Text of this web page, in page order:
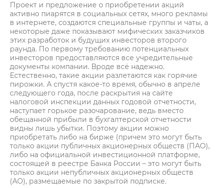
Проект и предложение о приобретении акций
активно пиарятся в социальных сетях, много рекламы
в интернете, создаются специальные группы и чаты, а
некоторые даже показывают мифических заказчиков
этих разработок и будущих инвесторов второго
раунда. По первому требованию потенциальных
инвесторов предоставляются все учредительные
документы компании. Вроде всё надежно.
Естественно, такие акции разлетаются как горячие
пирожки. А спустя какое-то время, обычно в апреле
следующего года, после раскрытия на сайте
налоговой инспекции данных годовой отчетности,
наступает горькое разочарование, ведь вместо
обещанной прибыли в бухгалтерской отчетности
видны лишь убытки. Поэтому акции можно
приобретать либо на бирже (причем это могут быть
только акции публичных акционерных обществ (ПАО),
либо на официальной инвестиционной платформе,
состоящей в реестре Банка России – это могут быть
только акции непубличных акционерных обществ
(АО), размещаемые по закрытой подписке.